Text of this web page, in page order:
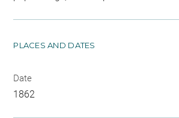
PLACES AND DATES
Date
1862